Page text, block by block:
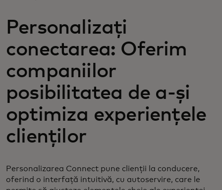
Personalizați
conectarea: Oferim
companiilor
posibilitatea de a-și
optimiza experiențele
clienților
Personalizarea Connect pune clienții la conducere,
oferind o interfață intuitivă, cu autoservire, care le